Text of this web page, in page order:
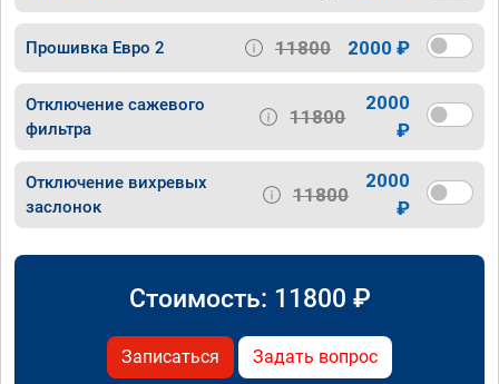
Прошивка Евро 2 11800 2000 ₽
Отключение сажевого
фильтра
11800
2000
₽
Отключение вихревых
заслонок
11800
2000
₽
Стоимость: 11800 ₽
Записаться Задать вопрос